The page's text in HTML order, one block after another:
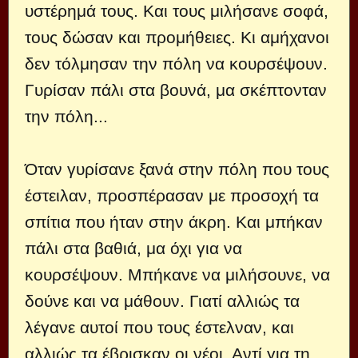
υστέρημά τους. Και τους μιλήσανε σοφά,
τους δώσαν και προμήθειες. Κι αμήχανοι
δεν τόλμησαν την πόλη να κουρσέψουν.
Γυρίσαν πάλι στα βουνά, μα σκέπτονταν
την πόλη...
Όταν γυρίσανε ξανά στην πόλη που τους
έστειλαν, προσπέρασαν με προσοχή τα
σπίτια που ήταν στην άκρη. Και μπήκαν
πάλι στα βαθιά, μα όχι για να
κουρσέψουν. Μπήκανε να μιλήσουνε, να
δούνε και να μάθουν. Γιατί αλλιώς τα
λέγανε αυτοί που τους έστελναν, και
αλλιώς τα έβρισκαν οι νέοι. Αντί για τη